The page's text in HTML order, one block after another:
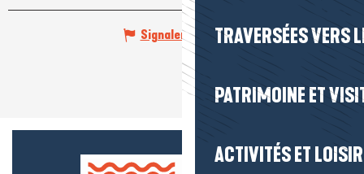
TRAVERSÉES VERS
PATRIMOINE ET
ACTIVITÉS ET
Signaler une erreur